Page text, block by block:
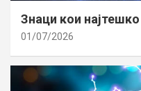
Знаци кои
01/07/2026